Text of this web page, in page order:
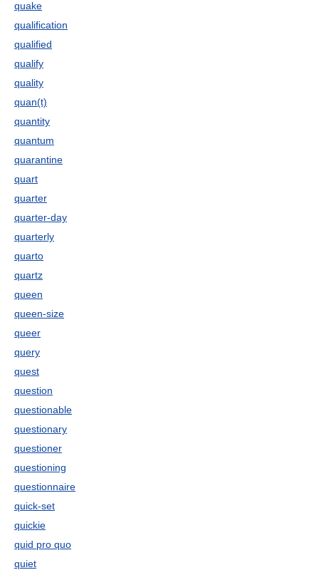
quake
qualification
qualified
qualify
quality
quan(t)
quantity
quantum
quarantine
quart
quarter
quarter-day
quarterly
quarto
quartz
queen
queen-size
queer
query
quest
question
questionable
questionary
questioner
questioning
questionnaire
quick-set
quickie
quid pro quo
quiet